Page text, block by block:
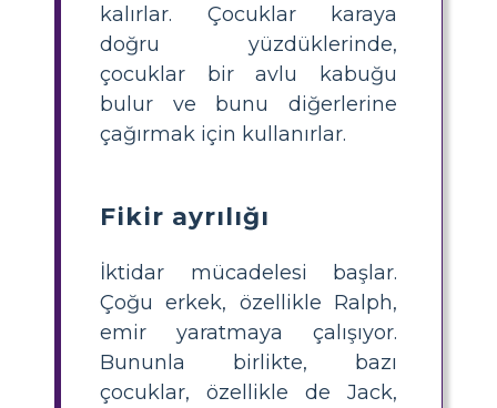
kalırlar. Çocuklar karaya
doğru yüzdüklerinde,
çocuklar bir avlu kabuğu
bulur ve bunu diğerlerine
çağırmak için kullanırlar.
Fikir ayrılığı
İktidar mücadelesi başlar.
Çoğu erkek, özellikle Ralph,
emir yaratmaya çalışıyor.
Bununla birlikte, bazı
çocuklar, özellikle de Jack,